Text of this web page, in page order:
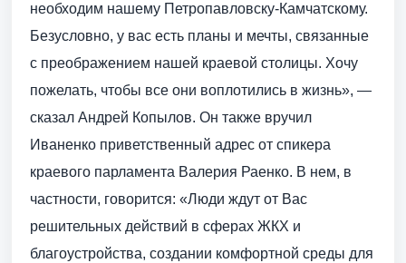
необходим нашему Петропавловску-Камчатскому.
Безусловно, у вас есть планы и мечты, связанные
с преображением нашей краевой столицы. Хочу
пожелать, чтобы все они воплотились в жизнь», —
сказал Андрей Копылов. Он также вручил
Иваненко приветственный адрес от спикера
краевого парламента Валерия Раенко. В нем, в
частности, говорится: «Люди ждут от Вас
решительных действий в сферах ЖКХ и
благоустройства, создании комфортной среды для